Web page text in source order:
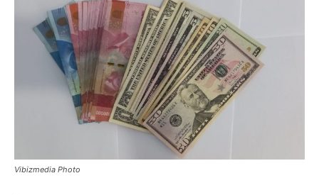
Vibizmedia Photo